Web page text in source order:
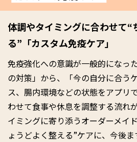
体調やタイミングに合わせて“
る”「カスタム免疫ケア」
免疫強化への意識が一般的になっ
の対策」から、「今の自分に合う
ス、腸内環境などの状態をアプリ
わせて食事や休息を調整する流れ
イミングに寄り添うオーダーメイ
ょうどよく整える”ケアに、今後